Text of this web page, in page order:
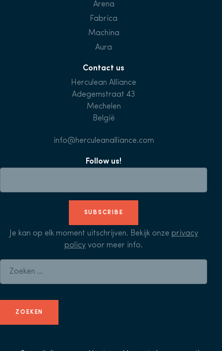
Arena
Fabrica
Machina
Aura
Contact us
Herculean Alliance
Adegemstraat 43
Mechelen
België
info@herculeanalliance.com
Follow us!
SUBSCRIBE
Je kan op elk moment uitschrijven. Bekijk onze privacy
policy voor meer info.